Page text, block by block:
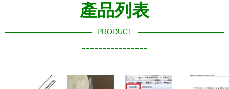
產品列表
PRODUCT
----------------